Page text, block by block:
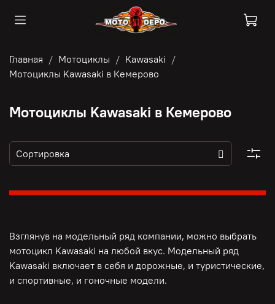
Главная Мотоциклы
Kawasaki
Мотоциклы Kawasaki в Кемерово
Мотоциклы Kawasaki в Кемерово
Взглянув на модельный ряд компании, можно выбрать
мотоцикл Kawasaki на любой вкус. Модельный ряд
Kawasaki включает в себя и дорожные, и туристические,
и спортивные, и гоночные модели.